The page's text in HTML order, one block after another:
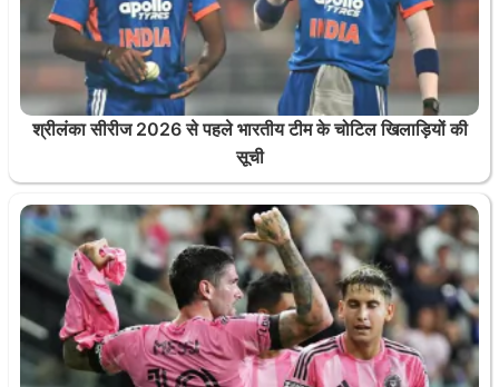
श्रीलंका सीरीज 2026 से पहले भारतीय टीम के चोटिल खिलाड़ियों की
सूची